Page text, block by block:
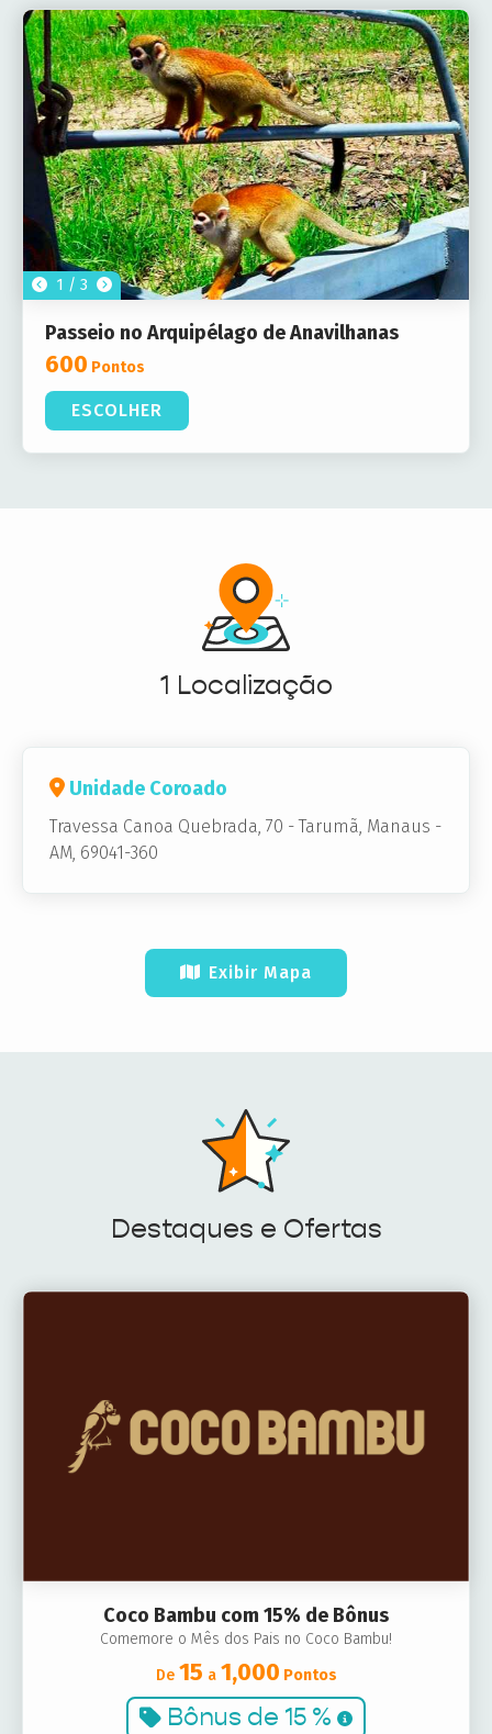
1 / 3
Passeio no Arquipélago de Anavilhanas
600 Pontos
ESCOLHER
1 Localização
Unidade Coroado
Travessa Canoa Quebrada, 70 -Tarumã, Manaus -
AM, 69041-360
Exibir Mapa
Destaques e Ofertas
Coco Bambu com 15% de Bônus
Comemore o Mês dos Pais no Coco Bambu!
De 15 a 1,000 Pontos
Bônus de 15 %